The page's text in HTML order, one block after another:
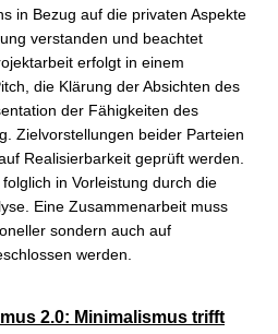
in Bezug auf die privaten Aspekte
verstanden und beachtet
erfolgt in einem
die Klärung der Absichten des
der Fähigkeiten des
Zielvorstellungen beider Parteien
Realisierbarkeit geprüft werden.
in Vorleistung durch die
Eine Zusammenarbeit muss
sondern auch auf
werden.
2.0: Minimalismus trifft